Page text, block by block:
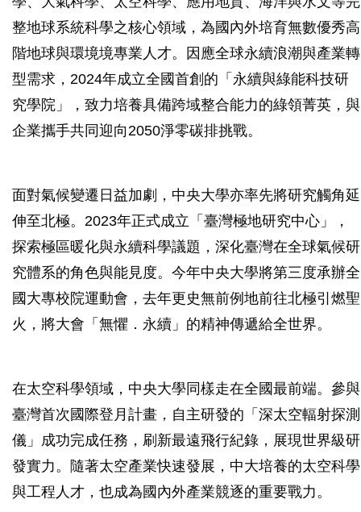
整地球系統科學之核心領域，為國內外培育無數優秀高
階地球與環境境專業人才。因應全球永續浪潮與產業轉
型需求，2024年成立全國首創的「永續與綠能科技研
究學院」，致力培養具備跨域整合能力的綠領菁英，與
企業攜手共同迎向2050淨零碳排挑戰。
面對氣候變遷日益加劇，中央大學亦率先將研究觸角延
伸至北極。2023年正式成立「臺灣極地研究中心」，
探索極區暖化與永續科學議題，深化臺灣在全球氣候研
究體系的角色與能見度。今年中央大學將第三度承辦全
國大專校院運動會，去年更史無前例地前往北極引燃聖
火，將大會「無懼．永續」的精神傳遞給全世界。
在太空科學領域，中央大學同樣走在全國最前端。參與
臺灣首次國際登月計畫，自主研發的「深太空輻射探測
儀」成功完成任務，刷新最遠飛行紀錄，展現世界級研
發實力。隨著太空產業快速發展，中大培養的太空科學
與工程人才，也成為國內外產業競逐的重要戰力。